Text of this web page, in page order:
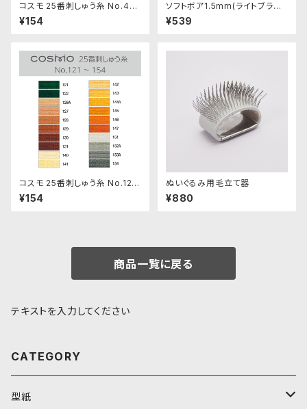
コスモ 25番刺しゅう糸 No.414
‾463
¥154
ソフトボア1.5mm(ライトブラッ
ク)SB040 ぬいぐるみ用短毛ボ
ア生地 20cm
¥539
コスモ 25番刺しゅう糸 No.121‾
154
¥154
ぬいぐるみ用毛立て器
¥880
商品一覧に戻る
テキストを入力してください
CATEGORY
型紙